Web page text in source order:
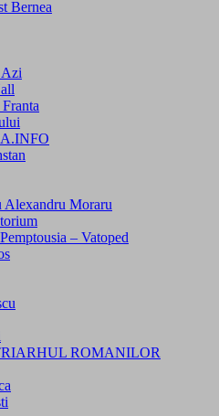
Bernea
Azi
Alexandru Moraru
– Vatoped
ROMANILOR